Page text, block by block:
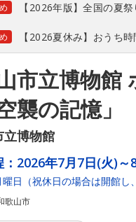
【2026年版】全国の夏
【2026夏休み】おうち
市立博物館
襲の記憶」
立博物館
2026年7月7日(火)～
日（祝休日の場合は開館し
歌山市